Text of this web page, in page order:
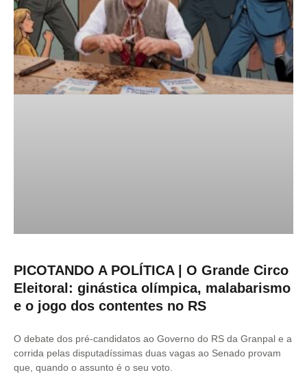
PICOTANDO A POLÍTICA | O Grande Circo
Eleitoral: ginástica olímpica, malabarismo
e o jogo dos contentes no RS
O debate dos pré-candidatos ao Governo do RS da Granpal e a
corrida pelas disputadíssimas duas vagas ao Senado provam
que, quando o assunto é o seu voto.